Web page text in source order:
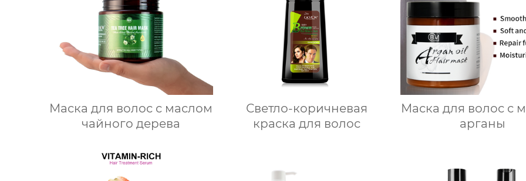
Маска для волос с маслом
чайного дерева
Светло-коричневая
краска для волос
Маска для волос с
арганы